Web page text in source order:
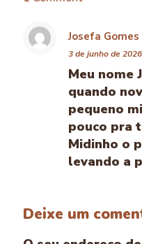
Josefa Gomes
3 de junho de
Meu nome
quando
pequeno
pouco pra
Midinho o
levando a
Deixe um